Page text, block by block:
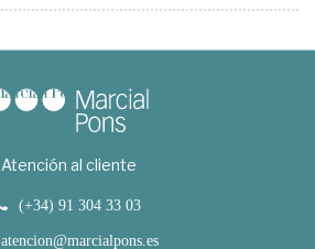
Atención al cliente
(+34) 91 304 33 03
atencion@marcialpons.es